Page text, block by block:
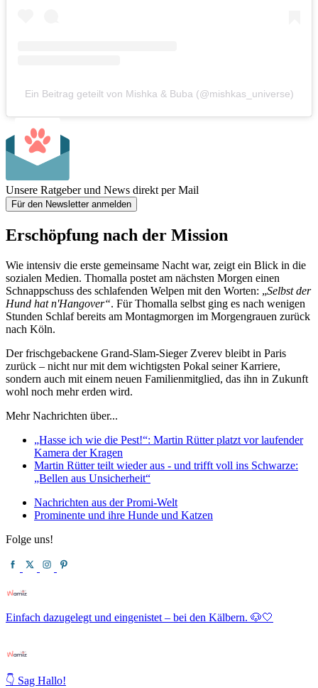
Ein Beitrag geteilt von Mishka & Buba (@mishkas_universe)
Unsere Ratgeber und News direkt per Mail
Für den Newsletter anmelden
Erschöpfung nach der Mission
Wie intensiv die erste gemeinsame Nacht war, zeigt ein Blick in die
sozialen Medien. Thomalla postet am nächsten Morgen einen
Schnappschuss des schlafenden Welpen mit den Worten: „Selbst der
Hund hat n'Hangover“. Für Thomalla selbst ging es nach wenigen
Stunden Schlaf bereits am Montagmorgen im Morgengrauen zurück
nach Köln.
Der frischgebackene Grand-Slam-Sieger Zverev bleibt in Paris
zurück – nicht nur mit dem wichtigsten Pokal seiner Karriere,
sondern auch mit einem neuen Familienmitglied, das ihn in Zukunft
wohl noch mehr erden wird.
Mehr Nachrichten über...
„Hasse ich wie die Pest!“: Martin Rütter platzt vor laufender
Kamera der Kragen
Martin Rütter teilt wieder aus - und trifft voll ins Schwarze:
„Bellen aus Unsicherheit“
Nachrichten aus der Promi-Welt
Prominente und ihre Hunde und Katzen
Folge uns!
Einfach dazugelegt und eingenistet – bei den Kälbern. 🐶🤍
👇 Sag Hallo!